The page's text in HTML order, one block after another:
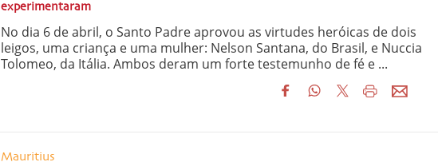
experimentaram
No dia 6 de abril, o Santo Padre aprovou as virtudes heróicas de dois
leigos, uma criança e uma mulher: Nelson Santana, do Brasil, e Nuccia
Tolomeo, da Itália. Ambos deram um forte testemunho de fé e ...
Mauritius